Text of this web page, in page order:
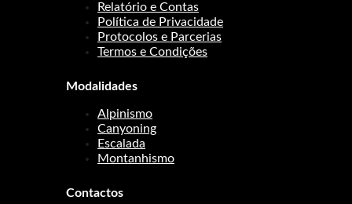
Relatório e Contas
Política de Privacidade
Protocolos e Parcerias
Termos e Condições
Modalidades
Alpinismo
Canyoning
Escalada
Montanhismo
Contactos